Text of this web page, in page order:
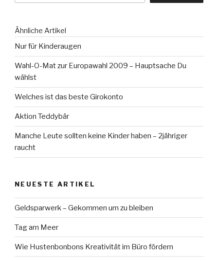
Ähnliche Artikel
Nur für Kinderaugen
Wahl-O-Mat zur Europawahl 2009 – Hauptsache Du
wählst
Welches ist das beste Girokonto
Aktion Teddybär
Manche Leute sollten keine Kinder haben – 2jähriger
raucht
NEUESTE ARTIKEL
Geldsparwerk – Gekommen um zu bleiben
Tag am Meer
Wie Hustenbonbons Kreativität im Büro fördern